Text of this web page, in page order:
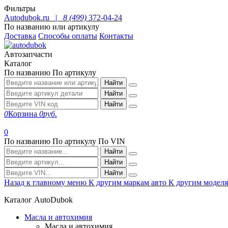
Фильтры
Autodubok.ru |
8 (499) 372-04-24
По названию или артикулу
Доставка Способы оплаты Контакты
Автозапчасти
Каталог
По названию По артикулу
Найти
Найти
Найти
0Корзина 0руб.
0
По названию По артикулу По VIN
Найти
Найти
Найти
Назад к главному меню К другим маркам авто К другим
Каталог AutoDubok
Масла и автохимия
Масла и автохимия